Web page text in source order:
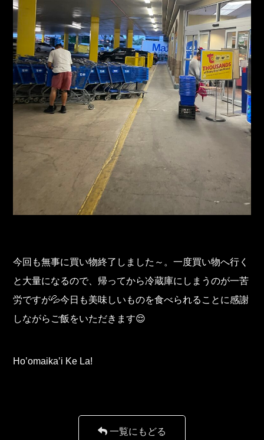
今回も無事に買い物終了しました～。一度買い物へ行く
と大量になるので、帰ってから冷蔵庫にしまうのが一苦
労ですが💦今日も美味しいものを食べられることに感謝
しながらご飯をいただきます😌
Ho’omaika’i Ke La!
一覧にもどる